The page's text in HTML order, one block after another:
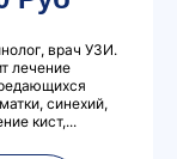
врач УЗИ.
лечение
синехий,
кист,...